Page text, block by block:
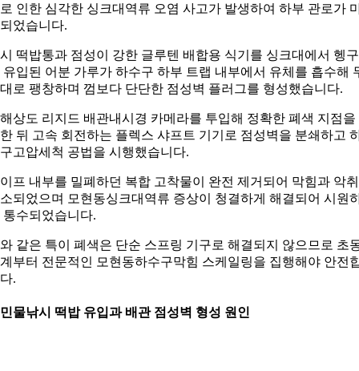
인한 심각한 싱크대역류 오염 사고가 발생하여 하부 관로가
었습니다.
떡밥통과 점성이 강한 글루텐 배합용 식기를 싱크대에서 헹
유입된 어분 가루가 하수구 하부 트랩 내부에서 유체를 흡수해
로 팽창하며 껌보다 단단한 점성벽 플러그를 형성했습니다.
상도 리지드 배관내시경 카메라를 투입해 정확한 폐색 지점을
뒤 고속 회전하는 플렉스 샤프트 기기로 점성벽을 분쇄하고
고압세척 공법을 시행했습니다.
프 내부를 밀폐하던 복합 고착물이 완전 제거되어 막힘과 악
되었으며 모현동싱크대역류 증상이 청결하게 해결되어 시원
통수되었습니다.
같은 특이 폐색은 단순 스프링 기구로 해결되지 않으므로 초
부터 전문적인 모현동하수구막힘 스케일링을 집행해야 안전
.
물낚시 떡밥 유입과 배관 점성벽 형성 원인